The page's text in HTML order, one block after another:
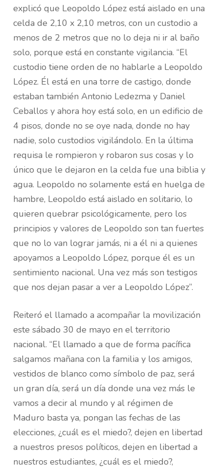
explicó que Leopoldo López está aislado en una
celda de 2,10 x 2,10 metros, con un custodio a
menos de 2 metros que no lo deja ni ir al baño
solo, porque está en constante vigilancia. “El
custodio tiene orden de no hablarle a Leopoldo
López. Él está en una torre de castigo, donde
estaban también Antonio Ledezma y Daniel
Ceballos y ahora hoy está solo, en un edificio de
4 pisos, donde no se oye nada, donde no hay
nadie, solo custodios vigilándolo. En la última
requisa le rompieron y robaron sus cosas y lo
único que le dejaron en la celda fue una biblia y
agua. Leopoldo no solamente está en huelga de
hambre, Leopoldo está aislado en solitario, lo
quieren quebrar psicológicamente, pero los
principios y valores de Leopoldo son tan fuertes
que no lo van lograr jamás, ni a él ni a quienes
apoyamos a Leopoldo López, porque él es un
sentimiento nacional. Una vez más son testigos
que nos dejan pasar a ver a Leopoldo López”.
Reiteró el llamado a acompañar la movilización
este sábado 30 de mayo en el territorio
nacional. “El llamado a que de forma pacífica
salgamos mañana con la familia y los amigos,
vestidos de blanco como símbolo de paz, será
un gran día, será un día donde una vez más le
vamos a decir al mundo y al régimen de
Maduro basta ya, pongan las fechas de las
elecciones, ¿cuál es el miedo?, dejen en libertad
a nuestros presos políticos, dejen en libertad a
nuestros estudiantes, ¿cuál es el miedo?,